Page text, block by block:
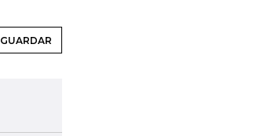
GUARDAR